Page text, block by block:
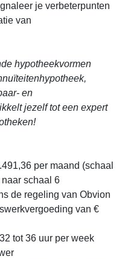
je verbeterpunten
van
hypotheekvormen
en
jezelf tot een expert
per maand (schaal
schaal 6
de regeling van Obvion
van €
tot 36 uur per week